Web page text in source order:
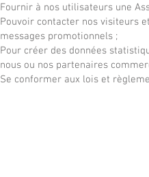
Fournir à nos utilisateurs une
Pouvoir contacter nos visiteurs
messages promotionnels ;
Pour créer des données
nous ou nos partenaires
Se conformer aux lois et